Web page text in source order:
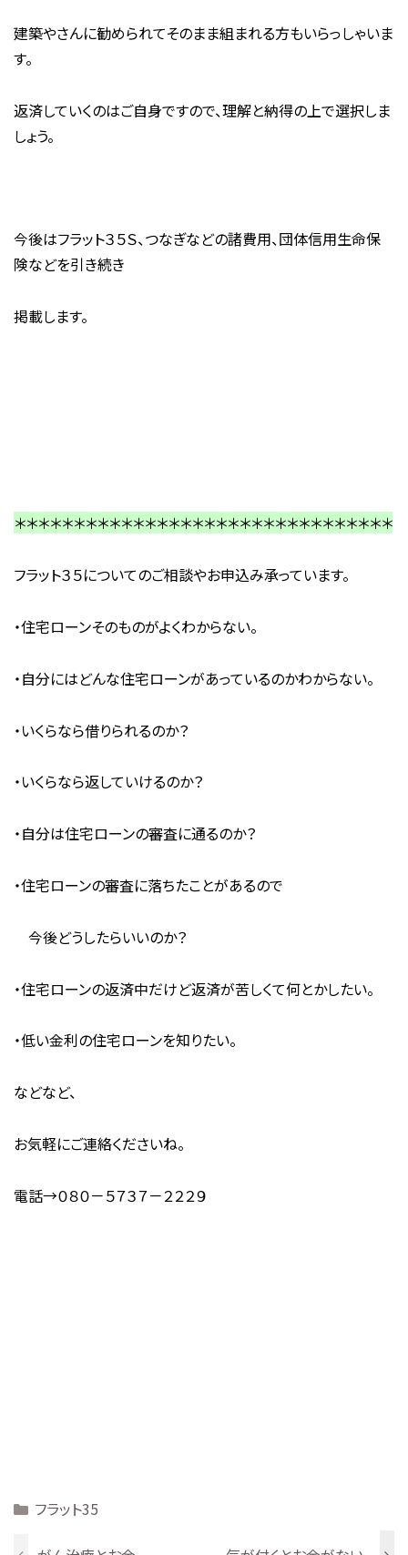
建築やさんに勧められてそのまま組まれる方もいらっしゃいま
す。
返済していくのはご自身ですので、理解と納得の上で選択しま
しょう。
今後はフラット３５Ｓ、つなぎなどの諸費用、団体信用生命保
険などを引き続き
掲載します。
＊＊＊＊＊＊＊＊＊＊＊＊＊＊＊＊＊＊＊＊＊＊＊＊＊＊＊＊＊＊＊＊
フラット３５についてのご相談やお申込み承っています。
・住宅ローンそのものがよくわからない。
・自分にはどんな住宅ローンがあっているのかわからない。
・いくらなら借りられるのか？
・いくらなら返していけるのか？
・自分は住宅ローンの審査に通るのか？
・住宅ローンの審査に落ちたことがあるので
今後どうしたらいいのか？
・住宅ローンの返済中だけど返済が苦しくて何とかしたい。
・低い金利の住宅ローンを知りたい。
などなど、
お気軽にご連絡くださいね。
電話→０８０－５７３７－２２２９
Categories
フラット35